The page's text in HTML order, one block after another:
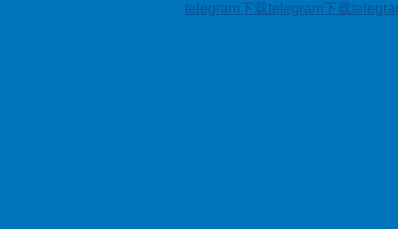
telegram下载telegram下载